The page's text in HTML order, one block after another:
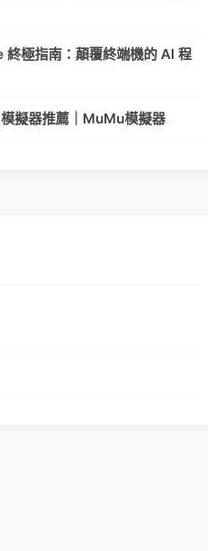
極指南：顛覆終端機的 AI 程
擬器推薦｜MuMu模擬器